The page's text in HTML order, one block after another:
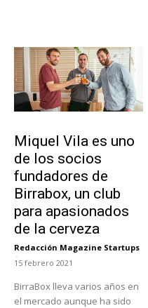
Miquel Vila es uno
de los socios
fundadores de
Birrabox, un club
para apasionados
de la cerveza
Redacción Magazine Startups
-
15 febrero 2021
BirraBox lleva varios años en
el mercado aunque ha sido